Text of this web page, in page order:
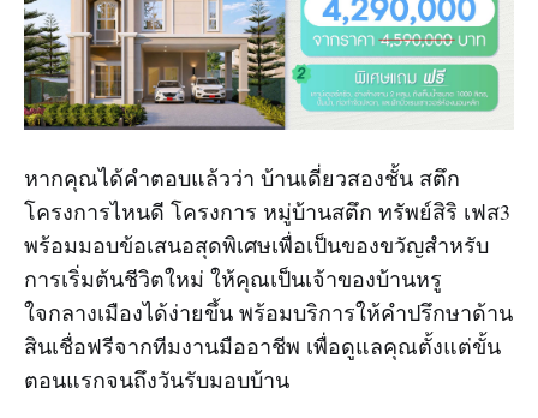
หากคุณได้คำตอบแล้วว่า บ้านเดี่ยวสองชั้น สตึก
โครงการไหนดี โครงการ หมู่บ้านสตึก ทรัพย์สิริ เฟส3
พร้อมมอบข้อเสนอสุดพิเศษเพื่อเป็นของขวัญสำหรับ
การเริ่มต้นชีวิตใหม่ ให้คุณเป็นเจ้าของบ้านหรู
ใจกลางเมืองได้ง่ายขึ้น พร้อมบริการให้คำปรึกษาด้าน
สินเชื่อฟรีจากทีมงานมืออาชีพ เพื่อดูแลคุณตั้งแต่ขั้น
ตอนแรกจนถึงวันรับมอบบ้าน